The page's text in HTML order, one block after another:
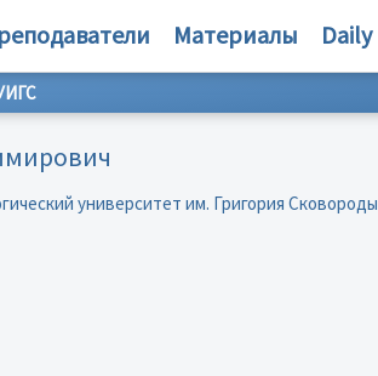
Материалы Daily
университет им. Григория Сковороды